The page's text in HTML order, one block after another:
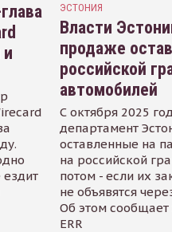
ЭСТОНИЯ
Власти
продаже
российской
автомобилей
С октября 2025
департамент
оставленные на
на российской
потом - если их
не объявятся
Об этом сообщает
ERR